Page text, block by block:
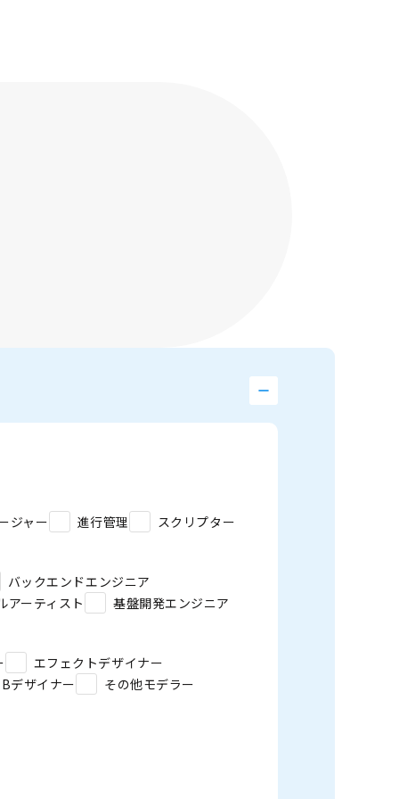
ジャー 進行管理 スクリプター
バックエンドエンジニア
アーティスト
基盤開発エンジニア
エフェクトデザイナー
デザイナー
その他モデラー